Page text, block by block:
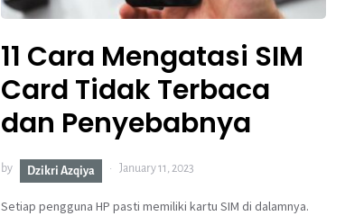
11 Cara Mengatasi SIM
Card Tidak Terbaca
dan Penyebabnya
by Dzikri Azqiya January 11, 2023
Setiap pengguna HP pasti memiliki kartu SIM di dalamnya.